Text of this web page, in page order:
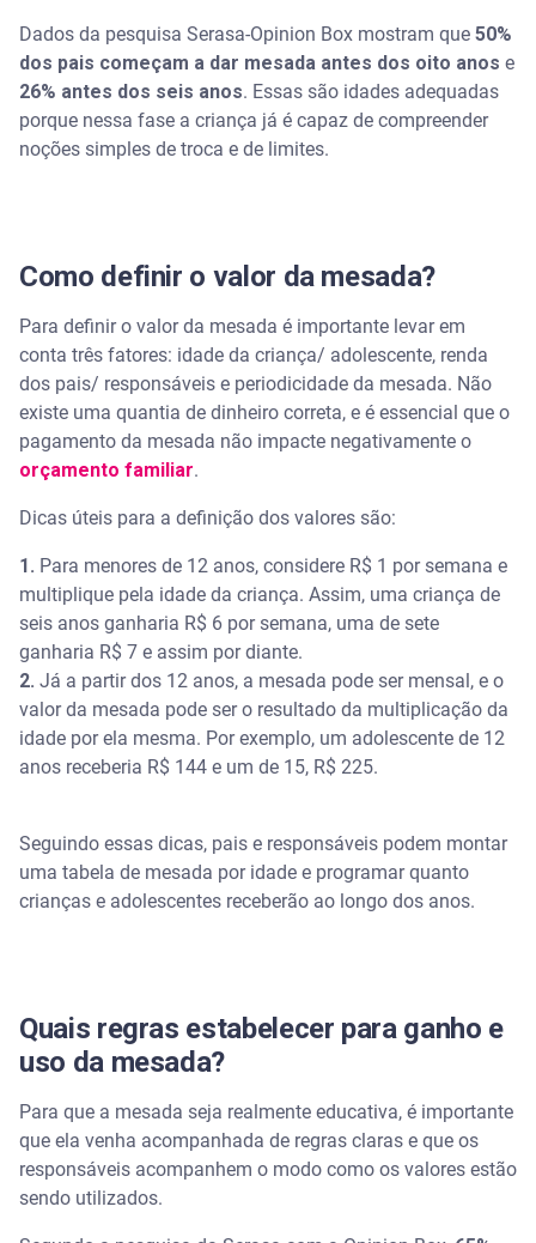
Dados da pesquisa Serasa-Opinion Box mostram que 50%
dos pais começam a dar mesada antes dos oito anos e
26% antes dos seis anos. Essas são idades adequadas
porque nessa fase a criança já é capaz de compreender
noções simples de troca e de limites.
Como definir o valor da mesada?
Para definir o valor da mesada é importante levar em
conta três fatores: idade da criança/ adolescente, renda
dos pais/ responsáveis e periodicidade da mesada. Não
existe uma quantia de dinheiro correta, e é essencial que o
pagamento da mesada não impacte negativamente o
orçamento familiar.
Dicas úteis para a definição dos valores são:
1. Para menores de 12 anos, considere R$ 1 por semana e
multiplique pela idade da criança. Assim, uma criança de
seis anos ganharia R$ 6 por semana, uma de sete
ganharia R$ 7 e assim por diante.
2. Já a partir dos 12 anos, a mesada pode ser mensal, e o
valor da mesada pode ser o resultado da multiplicação da
idade por ela mesma. Por exemplo, um adolescente de 12
anos receberia R$ 144 e um de 15, R$ 225.
Seguindo essas dicas, pais e responsáveis podem montar
uma tabela de mesada por idade e programar quanto
crianças e adolescentes receberão ao longo dos anos.
Quais regras estabelecer para ganho e
uso da mesada?
Para que a mesada seja realmente educativa, é importante
que ela venha acompanhada de regras claras e que os
responsáveis acompanhem o modo como os valores estão
sendo utilizados.